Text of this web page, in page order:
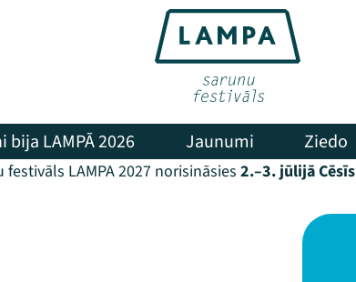
bija LAMPĀ 2026 Jaunumi Ziedo
festivāls LAMPA 2027 norisināsies 2.–3. jūlijā Cēsīs